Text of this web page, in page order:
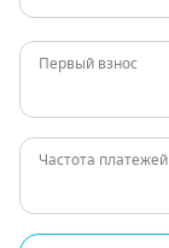
Первый взнос
Частота платежей